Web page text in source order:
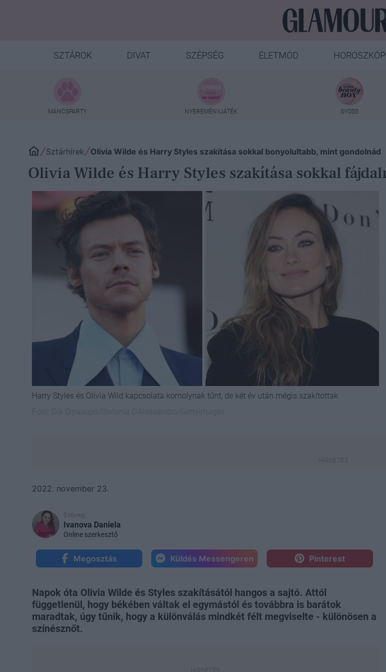
SZTÁROK DIVAT SZÉPSÉG ÉLETMÓD HOROSZKÓP
MANCSPARTY NYEREMÉNYJÁTÉK SYOSS
Sztárhírek Olivia Wilde és Harry Styles szakítása sokkal bonyolultabb, mint gondolnád
Olivia Wilde és Harry Styles szakítása sokkal
Harry Styles és Olivia Wild kapcsolata komolynak tűnt, de két év után mégis szakítottak
2022. november 23.
Szöveg:
Ivanova Daniela
Online szerkesztő
Megosztás Küldés Messengeren Pinterest
Napok óta Olivia Wilde és Styles szakításától hangos a sajtó. Attól
függetlenül, hogy békében váltak el egymástól és továbbra is barátok
maradtak, úgy tűnik, hogy a különválás mindkét félt megviselte - különösen a
színésznőt.